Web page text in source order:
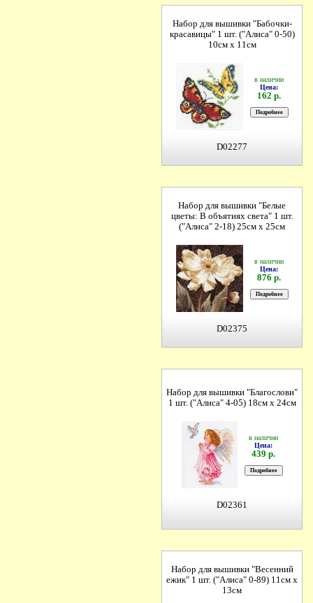
Набор для вышивки "Бабочки-
красавицы" 1 шт. ("Алиса" 0-50)
10см х 11см
в наличии
Цена:
162 р.
D02277
Набор для вышивки "Белые
цветы: В объятиях света" 1 шт.
("Алиса" 2-18) 25см х 25см
в наличии
Цена:
876 р.
D02375
Набор для вышивки "Благослови"
1 шт. ("Алиса" 4-05) 18см х 24см
в наличии
Цена:
439 р.
D02361
Набор для вышивки "Весенний
ежик" 1 шт. ("Алиса" 0-89) 11см х
13см